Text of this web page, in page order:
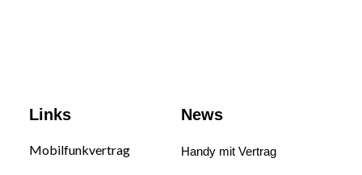
Links
Mobilfunkvertrag
News
Handy mit Vertrag